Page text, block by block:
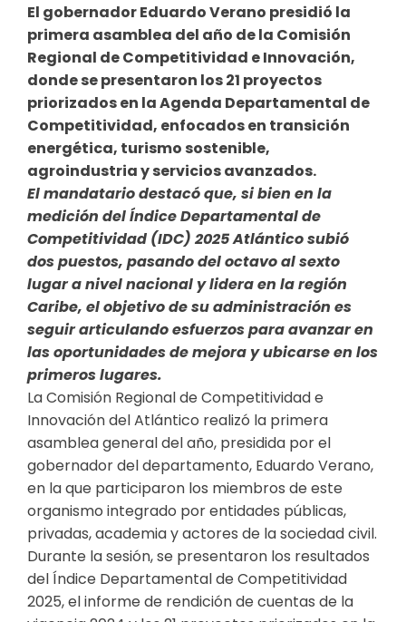
El gobernador Eduardo Verano presidió la
primera asamblea del año de la Comisión
Regional de Competitividad e Innovación,
donde se presentaron los 21 proyectos
priorizados en la Agenda Departamental de
Competitividad, enfocados en transición
energética, turismo sostenible,
agroindustria y servicios avanzados.
El mandatario destacó que, si bien en la
medición del Índice Departamental de
Competitividad (IDC) 2025 Atlántico subió
dos puestos, pasando del octavo al sexto
lugar a nivel nacional y lidera en la región
Caribe, el objetivo de su administración es
seguir articulando esfuerzos para avanzar en
las oportunidades de mejora y ubicarse en los
primeros lugares.
La Comisión Regional de Competitividad e
Innovación del Atlántico realizó la primera
asamblea general del año, presidida por el
gobernador del departamento, Eduardo Verano,
en la que participaron los miembros de este
organismo integrado por entidades públicas,
privadas, academia y actores de la sociedad civil.
Durante la sesión, se presentaron los resultados
del Índice Departamental de Competitividad
2025, el informe de rendición de cuentas de la